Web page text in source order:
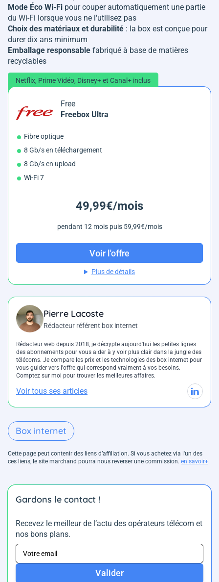
Mode Éco Wi-Fi pour couper automatiquement une partie
du Wi-Fi lorsque vous ne l'utilisez pas
Choix des matériaux et durabilité : la box est conçue pour
durer dix ans minimum
Emballage responsable fabriqué à base de matières
recyclables
Netflix, Prime Vidéo, Disney+ et Canal+ inclus
Free
Freebox Ultra
Fibre optique
8 Gb/s en téléchargement
8 Gb/s en upload
Wi-Fi 7
49,99€/mois
pendant 12 mois puis 59,99€/mois
Voir l'offre
Plus de détails
Pierre Lacoste
Rédacteur référent box internet
Rédacteur web depuis 2018, je décrypte aujourd'hui les petites lignes
des abonnements pour vous aider à y voir plus clair dans la jungle des
télécoms. Je compare les prix et les technologies des box internet pour
vous guider vers l'offre qui correspond vraiment à vos besoins.
Comptez sur moi pour trouver les meilleures affaires.
Voir tous ses articles
Box internet
Cette page peut contenir des liens d’affiliation. Si vous achetez via l'un des
ces liens, le site marchand pourra nous reverser une commission. en savoir+
Gardons le contact !
Recevez le meilleur de l’actu des opérateurs télécom et
nos bons plans.
Valider